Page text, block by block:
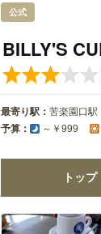
公式
BILLY'S
最寄り駅： 苦楽園口駅
予算： ～￥999
トップ